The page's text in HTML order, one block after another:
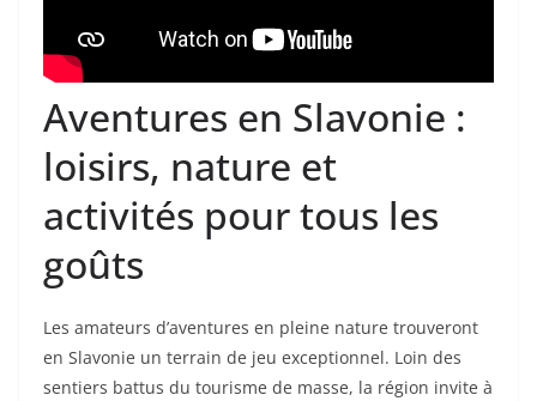
Aventures en Slavonie :
loisirs, nature et
activités pour tous les
goûts
Les amateurs d’aventures en pleine nature trouveront
en Slavonie un terrain de jeu exceptionnel. Loin des
sentiers battus du tourisme de masse, la région invite à